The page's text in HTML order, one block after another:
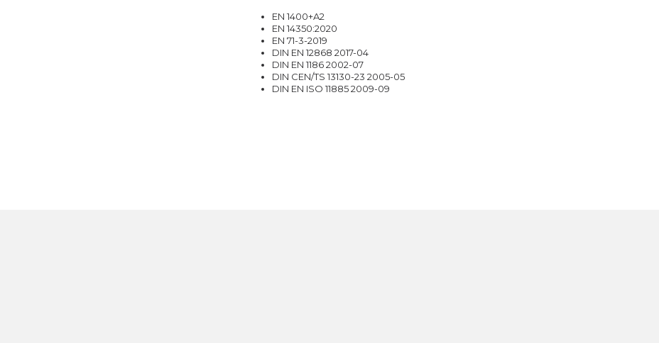
EN 1400+A2
EN 14350:2020
EN 71-3-2019
DIN EN 12868 2017-04
DIN EN 1186 2002-07
DIN CEN/TS 13130-23 2005-05
DIN EN ISO 11885 2009-09